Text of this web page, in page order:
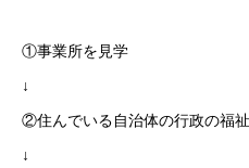
①事業所を見学
↓
②住んでいる自治体の行政の福
↓